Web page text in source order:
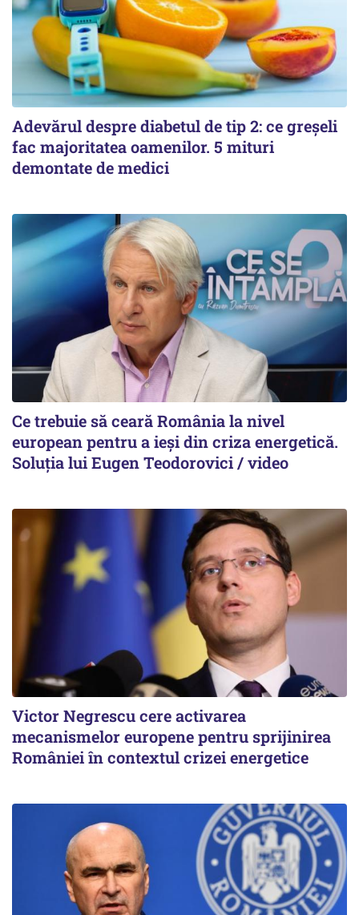
Adevărul despre diabetul de tip 2: ce greșeli
fac majoritatea oamenilor. 5 mituri
demontate de medici
Ce trebuie să ceară România la nivel
european pentru a ieși din criza energetică.
Soluția lui Eugen Teodorovici / video
Victor Negrescu cere activarea
mecanismelor europene pentru sprijinirea
României în contextul crizei energetice